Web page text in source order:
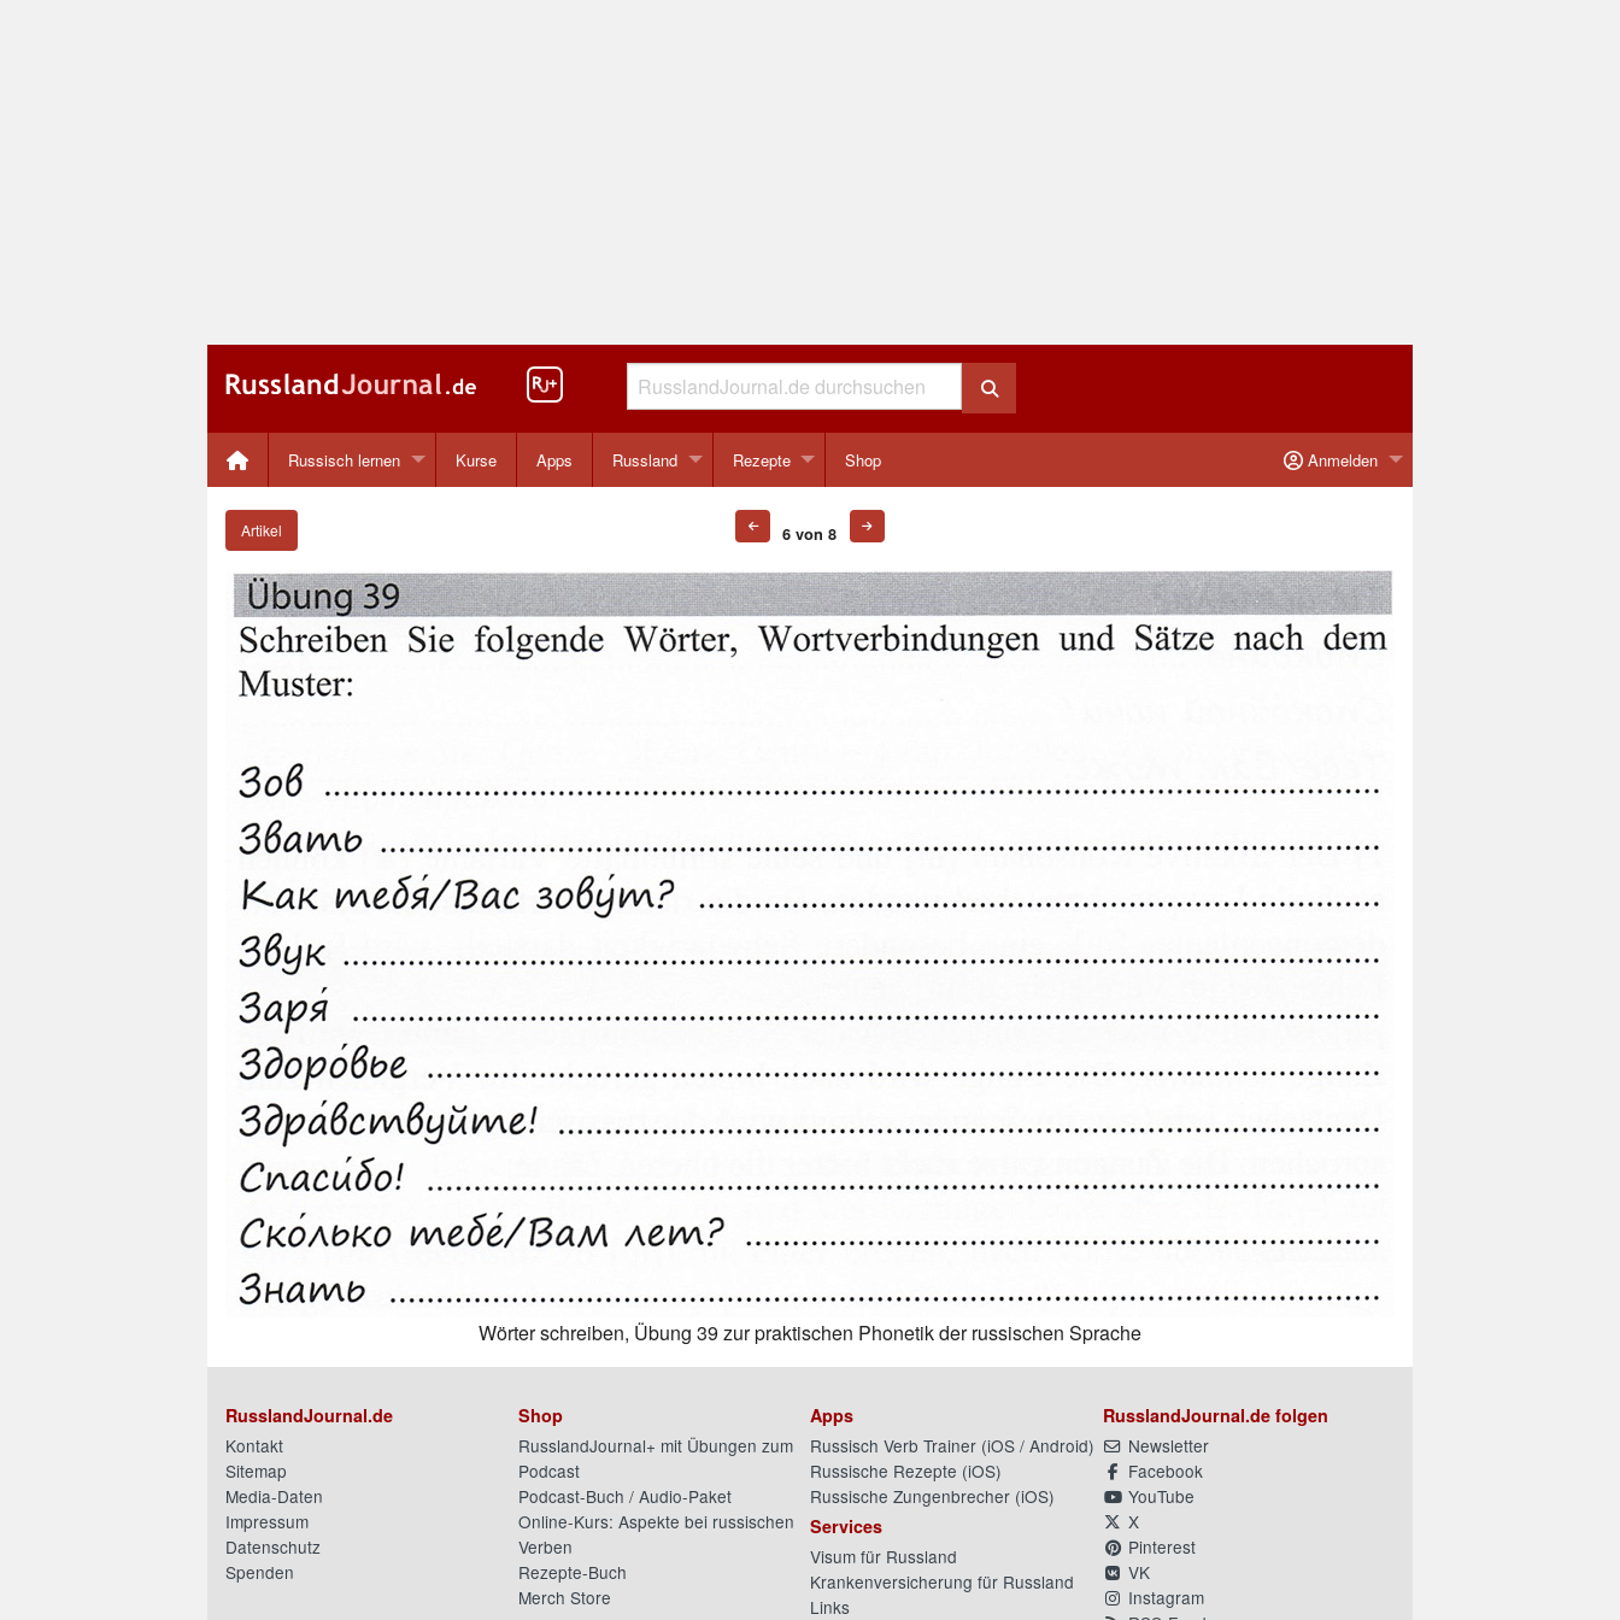
Russisch lernen Kurse Apps Russland Rezepte Shop Anmelden
Artikel 6 von 8
Wörter schreiben, Übung 39 zur praktischen Phonetik der russischen Sprache
RusslandJournal.de
Kontakt
Sitemap
Media-Daten
Impressum
Datenschutz
Spenden
Shop
RusslandJournal+ mit Übungen zum
Podcast
Podcast-Buch / Audio-Paket
Online-Kurs: Aspekte bei russischen
Verben
Rezepte-Buch
Merch Store
Apps
Russisch Verb Trainer (iOS / Android)
Russische Rezepte (iOS)
Russische Zungenbrecher (iOS)
Services
Visum für Russland
Krankenversicherung für Russland
Links
RusslandJournal.de folgen
Newsletter
Facebook
YouTube
X
Pinterest
VK
Instagram